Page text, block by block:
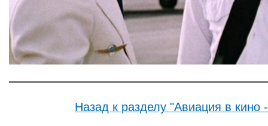
Назад к разделу "Авиация в